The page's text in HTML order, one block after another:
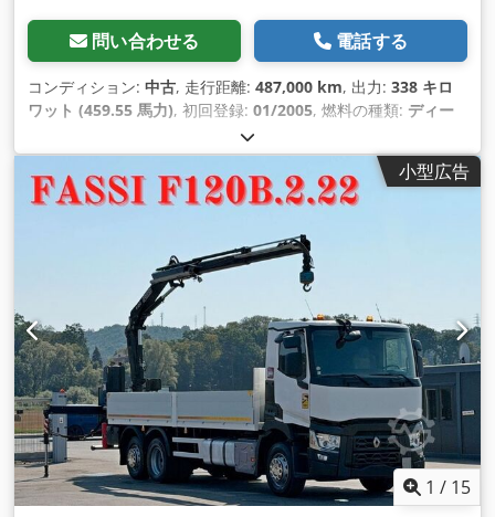
問い合わせる 電話する
コンディション: 中古, 走行距離: 487,000 km, 出力: 338 キロ
ワット (459.55 馬力), 初回登録: 01/2005, 燃料の種類: ディー
28,000 kg（キログラム）
白色, 変速方式:オートマチック, 荷室長:6,700 mm, 荷室幅:
2,520 mm, 荷室高:600 mm, 製造年:2005, 装備:
ABS（アン
チロック・ブレーキ・システム）, エアコン, クレーン
小型広告
1 / 15